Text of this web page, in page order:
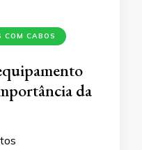
COM CABOS
da